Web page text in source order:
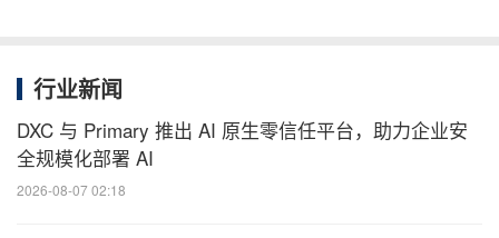
行业新闻
DXC 与 Primary 推出 AI 原生零信任平台，助力企业安
全规模化部署 AI
2026-08-07 02:18